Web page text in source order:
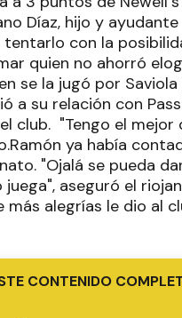
Díaz, hijo y
con la
quien no ahorró
se la jugó por
a su relación con
club. "Tengo el mejor
ya había
"Ojalá se pueda
aseguró el
alegrías le dio al
CONTENIDO